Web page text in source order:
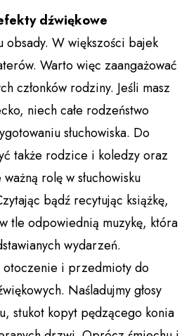
dźwiękowe
W większości bajek
Warto więc zaangażować
członków rodziny. Jeśli masz
niech całe rodzeństwo
słuchowiska. Do
także rodzice i koledzy oraz
rolę w słuchowisku
bądź recytując książkę,
tle odpowiednią muzykę, która
wydarzeń.
otoczenie i przedmioty do
Naśladujmy głosy
stukot kopyt pędzącego konia